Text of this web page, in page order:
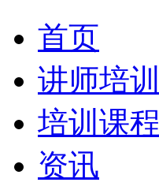
首页
讲师培训
培训课程
资讯